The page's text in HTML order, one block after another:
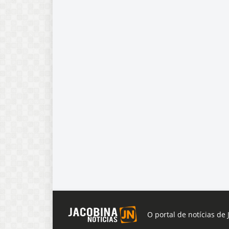
O portal de notícias de